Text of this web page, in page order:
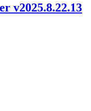
v2025.8.22.13